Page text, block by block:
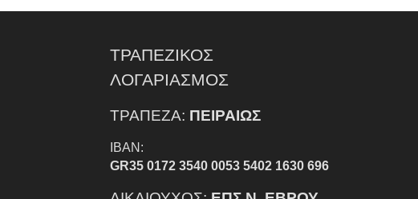
ΤΡΑΠΕΖΙΚΟΣ
ΛΟΓΑΡΙΑΣΜΟΣ
ΤΡΑΠΕΖΑ: ΠΕΙΡΑΙΩΣ
IBAN:
GR35 0172 3540 0053 5402 1630 696